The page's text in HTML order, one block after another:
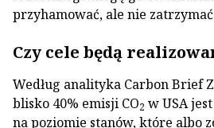
przyhamować, ale nie
Czy cele będą
Według analityka Carbon Brief
blisko 40% emisji CO2 w USA
na poziomie stanów, które albo